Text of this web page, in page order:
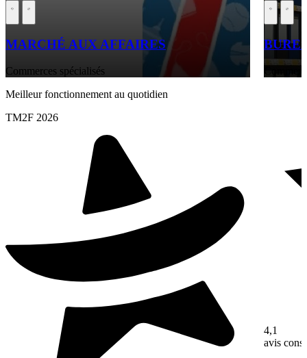
MARCHÉ AUX AFFAIRES
Commerces spécialisés
Meilleur fonctionnement au quotidien
TM2F 2026
4,1
avis